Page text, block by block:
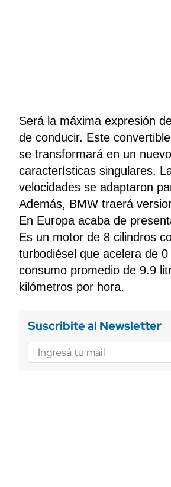
Será la máxima expresión
de conducir. Este
se transformará en un
características singulares.
velocidades se adaptaron
Además, BMW traerá
En Europa acaba de
Es un motor de 8 cilindros
turbodiésel que acelera de
consumo promedio de 9.9
kilómetros por hora.
Suscribite al Newsletter